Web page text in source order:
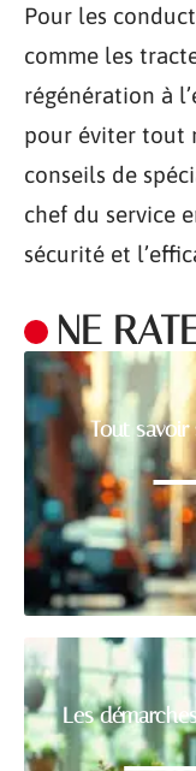
Pour les
comme les
régénération à
pour éviter tout
conseils de
chef du service
sécurité et
NE
Tout savoir
Les